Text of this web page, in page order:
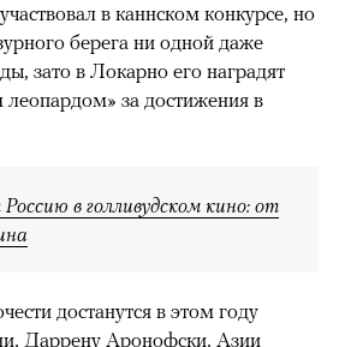
в каннском конкурсе, но
берега ни одной даже
зато в Локарно его наградят
за достижения в
в голливудском кино: от
достанутся в этом году
Даррену Аронофски, Азии